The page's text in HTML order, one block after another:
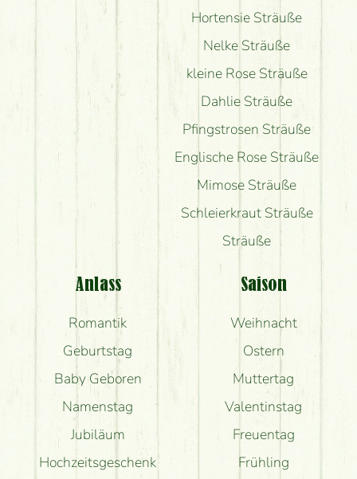
Hortensie Sträuße
Nelke Sträuße
kleine Rose Sträuße
Dahlie Sträuße
Pfingstrosen Sträuße
Englische Rose Sträuße
Mimose Sträuße
Schleierkraut Sträuße
Sträuße
Anlass
Romantik
Geburtstag
Baby Geboren
Namenstag
Jubiläum
Hochzeitsgeschenk
Saison
Weihnacht
Ostern
Muttertag
Valentinstag
Freuentag
Frühling